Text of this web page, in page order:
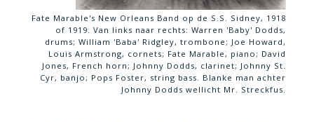
Fate Marable's New Orleans Band op de S.S. Sidney, 1918
of 1919. Van links naar rechts: Warren 'Baby' Dodds,
drums; William 'Baba' Ridgley, trombone; Joe Howard,
Louis Armstrong, cornets; Fate Marable, piano; David
Jones, French horn; Johnny Dodds, clarinet; Johnny St.
Cyr, banjo; Pops Foster, string bass. Blanke man achter
Johnny Dodds wellicht Mr. Streckfus.